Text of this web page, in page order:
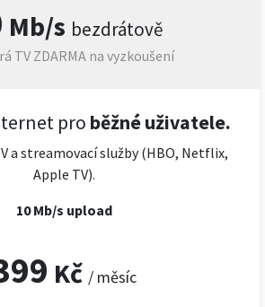
Mb/s bezdrátově
TV ZDARMA na vyzkoušení
pro běžné uživatele.
a streamovací služby (HBO, Netflix,
Apple TV).
10 Mb/s upload
Kč / měsíc